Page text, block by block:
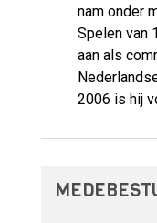
nam onder
Spelen van
aan als
2006 is hij